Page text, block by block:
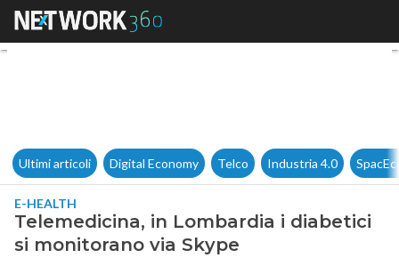
Telemedicina, in Lombardia
Ultimi articoli Digital Economy Telco Industria 4.0
E-HEALTH
Telemedicina, in Lombardia i diabetici
si monitorano via Skype